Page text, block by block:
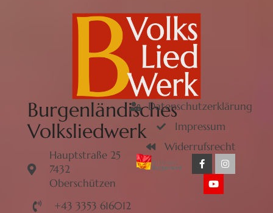
Burgenländisches
Volksliedwerk
Hauptstraße 25
7432
Oberschützen
+43 3353 616012
Datenschutzerklärung
Impressum
Widerrufsrecht